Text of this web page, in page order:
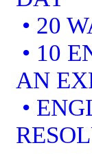
• 20
• 10
AN
•